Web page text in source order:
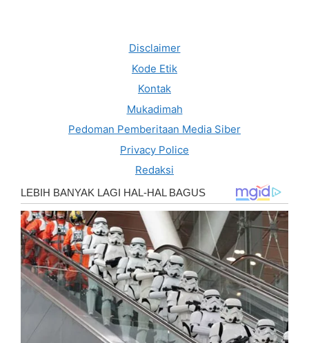
Disclaimer
Kode Etik
Kontak
Mukadimah
Pedoman Pemberitaan Media Siber
Privacy Police
Redaksi